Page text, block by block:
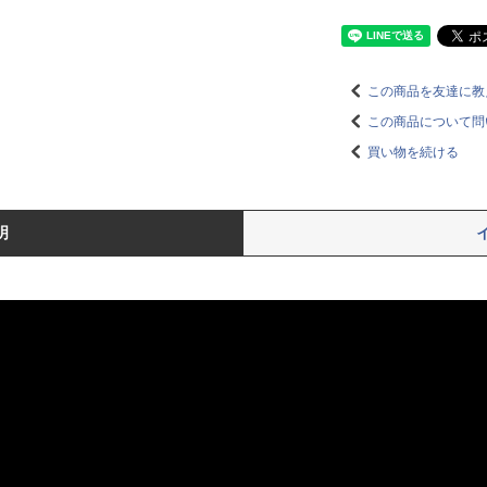
この商品を友達に教
この商品について
買い物を続ける